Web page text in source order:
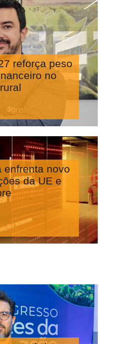
reforça peso
no
enfrenta novo
da UE e